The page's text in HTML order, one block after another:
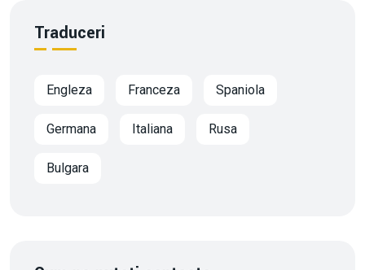
Traduceri
Engleza Franceza Spaniola
Germana Italiana Rusa
Bulgara